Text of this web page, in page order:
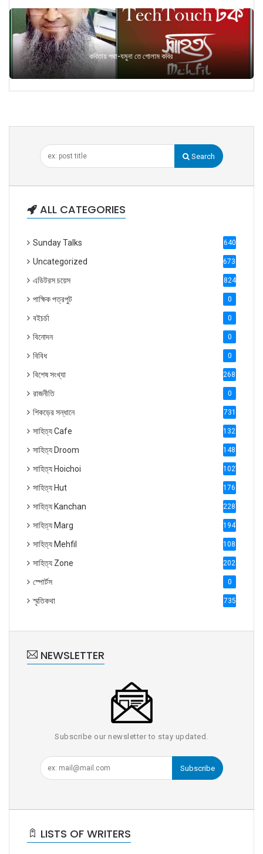
কবিতায় পদ্মা-যমুনা তে গোলাম কবির
Search
ALL CATEGORIES
Sunday Talks 640
Uncategorized 6738
এডিটরস চয়েস 824
পাক্ষিক পত্রপুট 0
বইচর্চা 0
বিনোদন 0
বিবিধ 0
বিশেষ সংখ্যা 2686
রাজনীতি 0
শিকড়ের সন্ধানে 731
সাহিত্য Cafe 1321
সাহিত্য Droom 1488
সাহিত্য Hoichoi 1027
সাহিত্য Hut 1769
সাহিত্য Kanchan 2287
সাহিত্য Marg 1947
সাহিত্য Mehfil 1088
সাহিত্য Zone 2028
স্পোর্টস 0
স্মৃতিকথা 735
NEWSLETTER
Subscribe our newsletter to stay updated.
Subscribe
LISTS OF WRITERS